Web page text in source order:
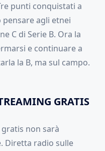
punti conquistati a
agli etnei
C di Serie B. Ora la
e continuare a
la B, ma sul campo.
GRATIS
non sarà
Diretta radio sulle